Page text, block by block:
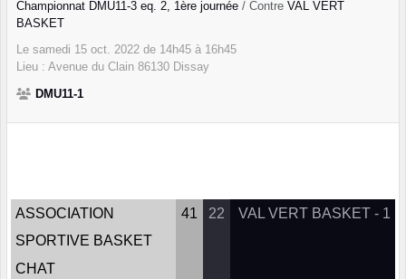
Championnat DMU11-3 eq. 2, 1ère journée / Contre VAL VERT
BASKET
Le samedi 15 oct. 2022 de 14h45 à 16h45
Lieu : Avenue du Clain 86130 Dissay
DMU11-1
ASSOCIATION
SPORTIVE BASKET
CHAT
41 22 VAL VERT BASKET - 1